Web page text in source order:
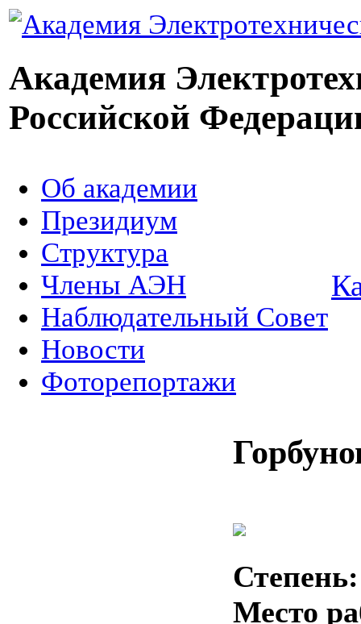
Академия
Российской
Об академии
Президиум
Структура
Члены АЭН
Наблюдательный Совет
Новости
Фоторепортажи
Степень:
Место